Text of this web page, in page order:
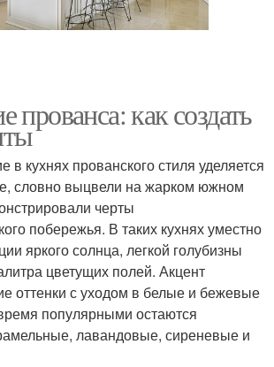
прованса: как создать
в кухнях прованского стиля уделяется
словно выцвели на жарком южном
черты
побережья. В таких кухнях уместно
яркого солнца, легкой голубизны
цветущих полей. Акцент
оттенки с уходом в белые и бежевые
популярными остаются
лавандовые, сиреневые и